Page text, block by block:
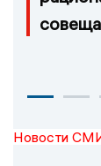
Новости